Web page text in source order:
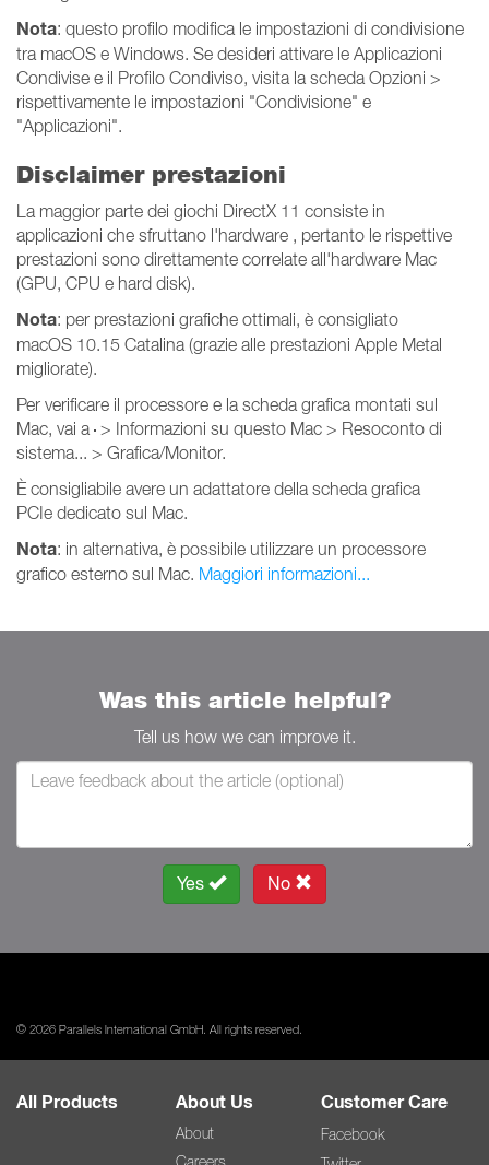
Nota: questo profilo modifica le impostazioni di condivisione
tra macOS e Windows. Se desideri attivare le Applicazioni
Condivise e il Profilo Condiviso, visita la scheda Opzioni >
rispettivamente le impostazioni "Condivisione" e
"Applicazioni".
Disclaimer prestazioni
La maggior parte dei giochi DirectX 11 consiste in
applicazioni che sfruttano l'hardware , pertanto le rispettive
prestazioni sono direttamente correlate all'hardware Mac
(GPU, CPU e hard disk).
Nota: per prestazioni grafiche ottimali, è consigliato
macOS 10.15 Catalina (grazie alle prestazioni Apple Metal
migliorate).
Per verificare il processore e la scheda grafica montati sul
Mac, vai a > Informazioni su questo Mac > Resoconto di
sistema... > Grafica/Monitor.
È consigliabile avere un adattatore della scheda grafica
PCIe dedicato sul Mac.
Nota: in alternativa, è possibile utilizzare un processore
grafico esterno sul Mac. Maggiori informazioni...
Was this article helpful?
Tell us how we can improve it.
Yes No
© 2026 Parallels International GmbH. All rights reserved.
All Products About Us
About
Customer Care
Facebook